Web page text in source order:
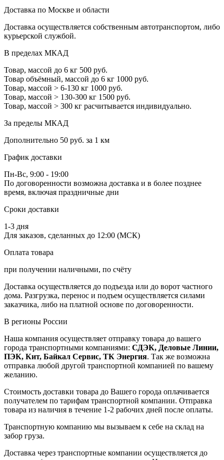
Доставка по Москве и области
Доставка осуществляется собственным автотранспортом, либо
курьерской службой.
В пределах МКАД
Товар, массой до 6 кг 500 руб.
Товар объёмный, массой до 6 кг 1000 руб.
Товар, массой > 6-130 кг 1000 руб.
Товар, массой > 130-300 кг 1500 руб.
Товар, массой > 300 кг расчитывается индивидуально.
За пределы МКАД
Дополнительно 50 руб. за 1 км
График доставки
Пн-Вс, 9:00 - 19:00
По договоренности возможна доставка и в более позднее
время, включая праздничные дни
Сроки доставки
1-3 дня
Для заказов, сделанных до 12:00 (МСК)
Оплата товара
при получении наличными, по счёту
Доставка осуществляется до подъезда или до ворот частного
дома. Разгрузка, перенос и подъем осуществляется силами
заказчика, либо на платной основе по договоренности.
В регионы России
Наша компания осуществляет отправку товара до вашего
города транспортными компаниями: СДЭК, Деловые Линии,
ПЭК, Кит, Байкал Сервис, ТК Энергия. Так же возможна
отправка любой другой транспортной компанией по вашему
желанию.
Стоимость доставки товара до Вашего города оплачивается
получателем по тарифам транспортной компании. Отправка
товара из наличия в течение 1-2 рабочих дней после оплаты.
Транспортную компанию мы вызываем к себе на склад на
забор груза.
Доставка через транспортные компании осуществляется до